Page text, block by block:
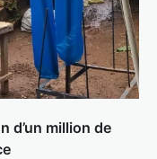
d’un million de